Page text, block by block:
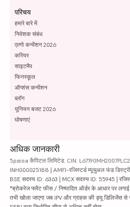
परिचय
हमारे बारे में
निवेशक संबंध
एल्गो कन्वेंशन 2026
करियर
साइटमैप
फिनस्कूल
ऑप्शंस कन्वेंशन
ब्लॉग
यूनियन बजट 2026
घोषणाएं
अधिक जानकारी
5paisa कैपिटल लिमिटेड. CIN:
INH000025188 | AMFI-रजिस्टर्ड म्यूचुअल फंड
BSE सदस्य ID: 6363 | MCX सदस्य ID: 55945 |
*ब्रोकरेज फ्लैट फीस / निष्पादित ऑर्डर के आधार पर
तभी खोला जाएगा जब IPV और ग्राहक की ड्यू डिलिजेंस